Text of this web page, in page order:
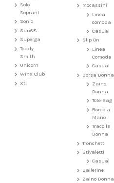
Solo
SopranI
Sonic
Sun68
Superga
Teddy
Smith
Unicorn
Winx Club
Xti
Mocassini
Linea
comoda
Casual
Slip On
Linea
Comoda
Casual
Borsa Donna
Zaino
Donna
Tote Bag
Borse a
Mano
Tracolla
Donna
Tronchetti
Stivaletti
Casual
Ballerine
Zaino Donna